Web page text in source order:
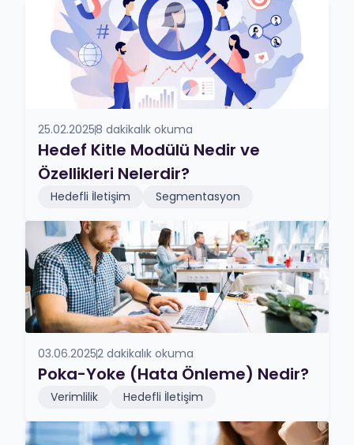
25.02.20258 dakikalık okuma
Hedef Kitle Modülü Nedir ve
Özellikleri Nelerdir?
Hedefli İletişim Segmentasyon
03.06.20252 dakikalık okuma
Poka-Yoke (Hata Önleme) Nedir?
Verimlilik Hedefli İletişim